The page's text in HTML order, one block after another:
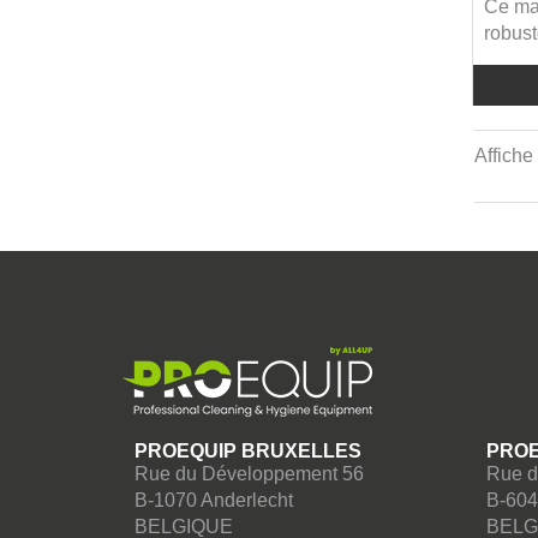
Satino by Wepa (104)
SC Johnson (21)
Sprintus Accessoires &
consommables (24)
Taski (7)
Ce
Affiche
PROEQUIP BRUXELLES
Rue du Développement 56
B-1070 Anderlecht
BELGIQUE
Rue
B-